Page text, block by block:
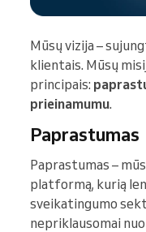
Mūsų vizija –
klientais. Mūsų
principais:
prieinamumu.
Paprastumas
Paprastumas –
platformą, kurią
sveikatingumo
nepriklausomai